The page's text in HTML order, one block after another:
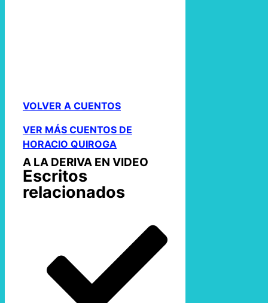
VOLVER A CUENTOS
VER MÁS CUENTOS DE
HORACIO QUIROGA
A LA DERIVA EN VIDEO
Escritos
relacionados